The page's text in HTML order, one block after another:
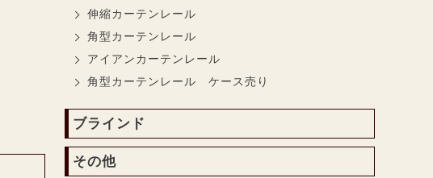
伸縮カーテンレール
角型カーテンレール
アイアンカーテンレール
角型カーテンレール ケース売り
ブラインド
その他